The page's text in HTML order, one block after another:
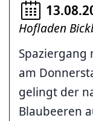
Hofladen
Spaziergang
am
gelingt der
Blaubeeren